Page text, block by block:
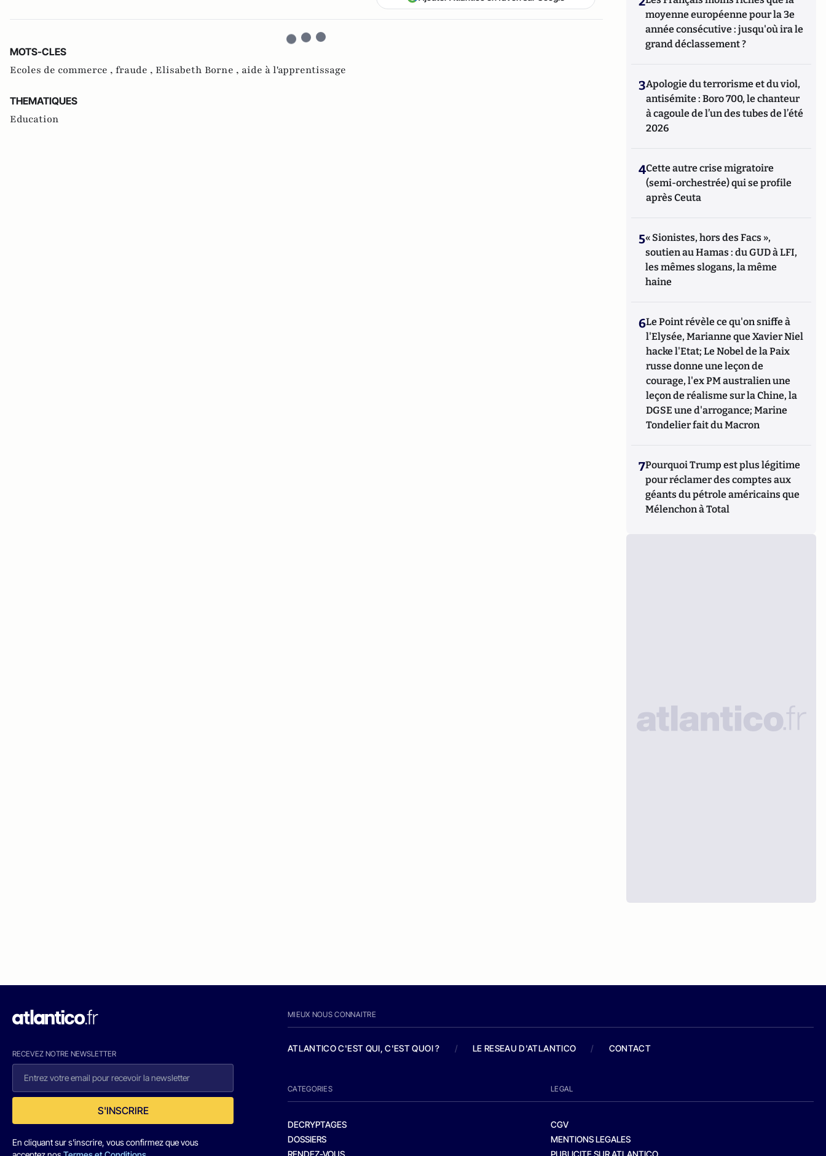
MOTS-CLES
Ecoles de commerce , fraude , Elisabeth Borne , aide à l'apprentissage
THEMATIQUES
Education
moyenne européenne pour la 3e
année consécutive : jusqu'où ira le
grand déclassement ?
3Apologie du terrorisme et du viol,
antisémite : Boro 700, le chanteur
à cagoule de l’un des tubes de l’été
2026
4Cette autre crise migratoire
(semi-orchestrée) qui se profile
après Ceuta
5« Sionistes, hors des Facs »,
soutien au Hamas : du GUD à LFI,
les mêmes slogans, la même
haine
6Le Point révèle ce qu'on sniffe à
l'Elysée, Marianne que Xavier Niel
hacke l'Etat; Le Nobel de la Paix
russe donne une leçon de
courage, l'ex PM australien une
leçon de réalisme sur la Chine, la
DGSE une d'arrogance; Marine
Tondelier fait du Macron
7Pourquoi Trump est plus légitime
pour réclamer des comptes aux
géants du pétrole américains que
Mélenchon à Total
RECEVEZ NOTRE NEWSLETTER
S'INSCRIRE
En cliquant sur s'inscrire, vous confirmez que vous
MIEUX NOUS CONNAITRE
ATLANTICO C'EST QUI, C'EST QUOI ? / LE RESEAU D'ATLANTICO / CONTACT
CATEGORIES
DECRYPTAGES
DOSSIERS
RENDEZ-VOUS
LEGAL
CGV
MENTIONS LEGALES
PUBLICITE SUR ATLANTICO